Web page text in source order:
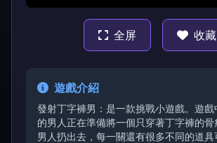
全屏 收藏
遊戲介紹
發射丁字褲男：是一款挑戰小遊戲。遊
的男人正在準備將一個只穿著丁字褲的骨
男人扔出去，每一關還有很多不同的道具